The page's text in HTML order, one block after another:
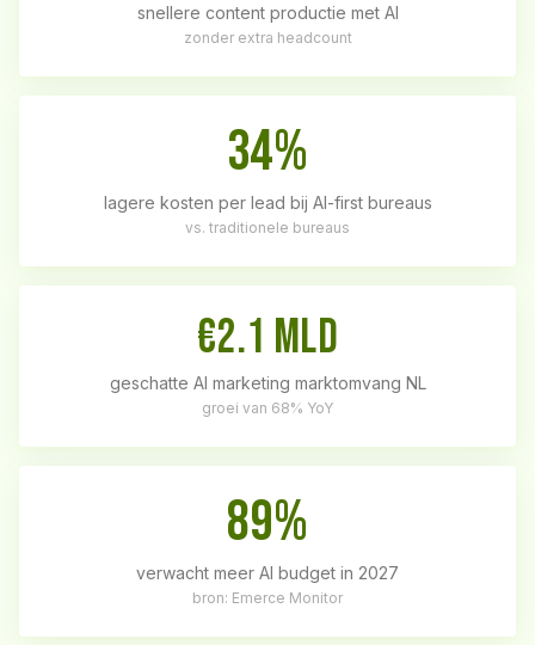
snellere content productie met AI
zonder extra headcount
34%
lagere kosten per lead bij AI-first bureaus
vs. traditionele bureaus
€2.1 mld
geschatte AI marketing marktomvang NL
groei van 68% YoY
89%
verwacht meer AI budget in 2027
bron: Emerce Monitor